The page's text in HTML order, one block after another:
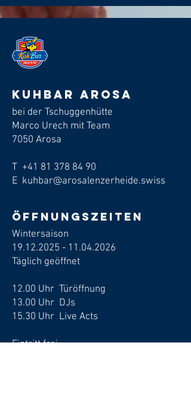
Kuhbar arosa
bei der Tschuggenhütte
Marco Urech mit Team
7050 Arosa
T +41 81 378 84 90
E kuhbar@arosalenzerheide.swiss
Öffnungszeiten
Wintersaison
19.12.2025 - 11.04.2026
​Täglich geöffnet
12.00 Uhr Türöffnung
13.00 Uhr DJs
15.30 Uhr Live Acts
Eintritt frei